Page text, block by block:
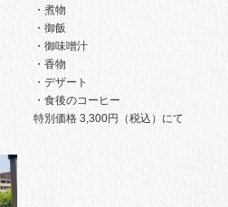
・煮物
・御飯
・御味噌汁
・香物
・デザート
・食後のコーヒー
特別価格 3,300円（税込）にて